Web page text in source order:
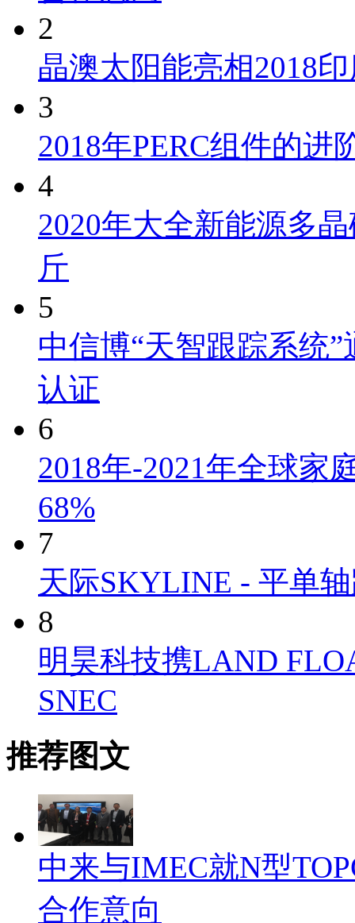
2
晶澳太阳能亮相2018
3
2018年PERC组件的进
4
2020年大全新能源多
斤
5
中信博“天智跟踪系统
认证
6
2018年-2021年全球家
68%
7
天际SKYLINE - 平单
8
明昊科技携LAND
SNEC
推荐图文
中来与IMEC就N型
合作意向